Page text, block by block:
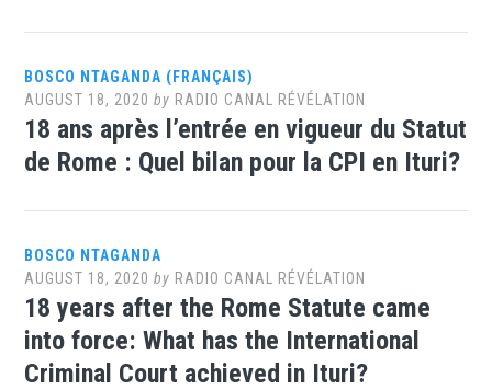
BOSCO NTAGANDA (FRANÇAIS)
AUGUST 18, 2020 by RADIO CANAL RÉVÉLATION
18 ans après l’entrée en vigueur du Statut
de Rome : Quel bilan pour la CPI en Ituri?
BOSCO NTAGANDA
AUGUST 18, 2020 by RADIO CANAL RÉVÉLATION
18 years after the Rome Statute came
into force: What has the International
Criminal Court achieved in Ituri?